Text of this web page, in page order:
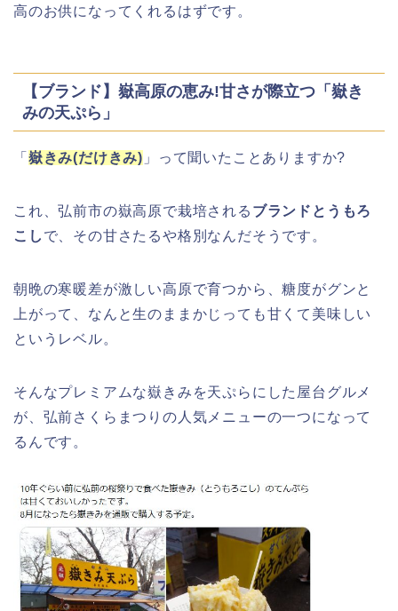
熊谷桜祭り(花見)2026の屋台(出店)の
つまで)?交通規制や混雑は?
明治大学卒業式2026のゲストの歴代や
芸能人(有名人)は?保護者(親)も!
名古屋城桜まつり(春まつり)2026の屋
高のお供になってくれるはずです。
【ブランド】嶽高原の恵み!甘さが際立つ「嶽き
みの天ぷら」
「 嶽きみ(だけきみ) 」って聞いたことありますか?
これ、弘前市の嶽高原で栽培される ブランドとうもろ
こし で、その甘さたるや格別なんだそうです。
朝晩の寒暖差が激しい高原で育つから、糖度がグンと
上がって、なんと生のままかじっても甘くて美味しい
というレベル。
そんなプレミアムな嶽きみを天ぷらにした屋台グルメ
が、弘前さくらまつりの人気メニューの一つになって
るんです。